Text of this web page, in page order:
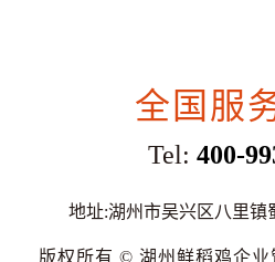
全国服
Tel: 400-
地址:湖州市吴兴区八里镇
版权所有 © 湖州鲜稻鸡企业